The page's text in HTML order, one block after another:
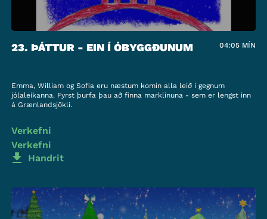
23. ÞÁTTUR - EIN Í ÓBYGGÐUNUM 04:05 MÍN
Emma, William og Sofia eru næstum komin alla leið í gegnum
jólaleikanna. Fyrst þurfa þau að finna marklínuna - sem er lengst inn
á Grænlandsjökli.
Verkefni
Verkefni
Handrit